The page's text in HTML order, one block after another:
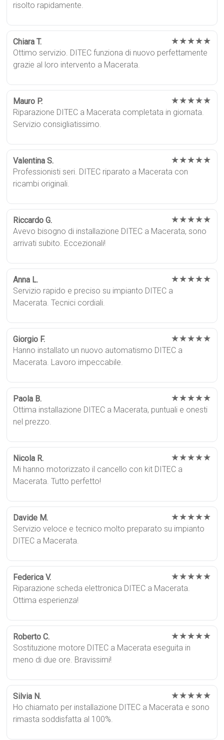
risolto rapidamente.
Chiara T. ★★★★★
Ottimo servizio. DITEC funziona di nuovo perfettamente
grazie al loro intervento a Macerata.
Mauro P. ★★★★★
Riparazione DITEC a Macerata completata in giornata.
Servizio consigliatissimo.
Valentina S. ★★★★★
Professionisti seri. DITEC riparato a Macerata con
ricambi originali.
Riccardo G. ★★★★★
Avevo bisogno di installazione DITEC a Macerata, sono
arrivati subito. Eccezionali!
Anna L. ★★★★★
Servizio rapido e preciso su impianto DITEC a
Macerata. Tecnici cordiali.
Giorgio F. ★★★★★
Hanno installato un nuovo automatismo DITEC a
Macerata. Lavoro impeccabile.
Paola B. ★★★★★
Ottima installazione DITEC a Macerata, puntuali e onesti
nel prezzo.
Nicola R. ★★★★★
Mi hanno motorizzato il cancello con kit DITEC a
Macerata. Tutto perfetto!
Davide M. ★★★★★
Servizio veloce e tecnico molto preparato su impianto
DITEC a Macerata.
Federica V. ★★★★★
Riparazione scheda elettronica DITEC a Macerata.
Ottima esperienza!
Roberto C. ★★★★★
Sostituzione motore DITEC a Macerata eseguita in
meno di due ore. Bravissimi!
Silvia N. ★★★★★
Ho chiamato per installazione DITEC a Macerata e sono
rimasta soddisfatta al 100%.